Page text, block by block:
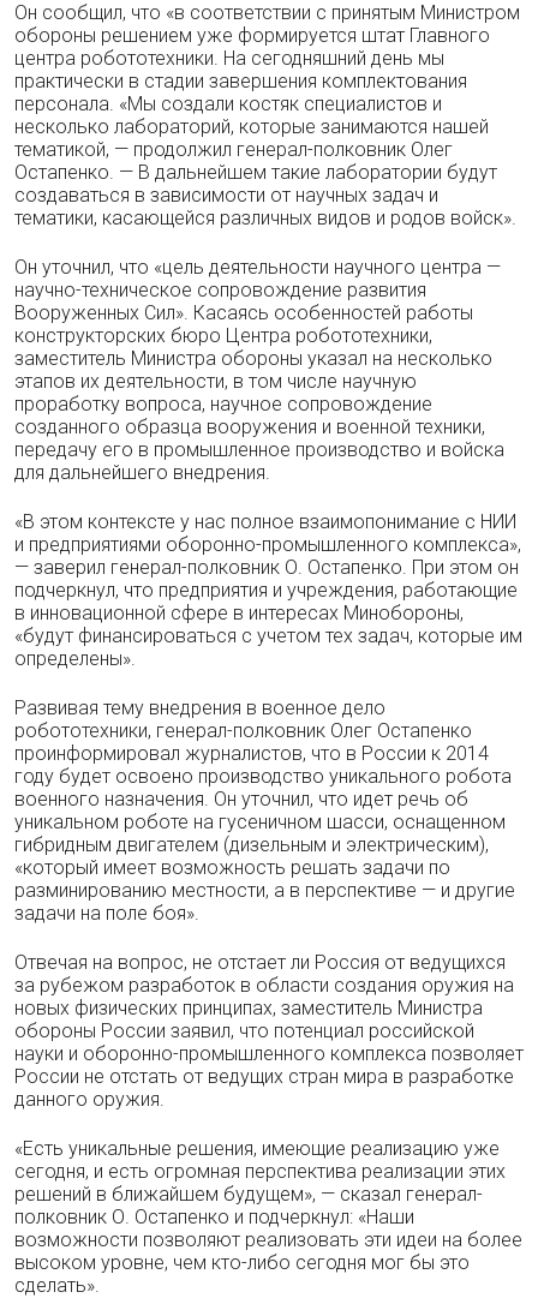
Он сообщил, что «в соответствии с принятым Министром
обороны решением уже формируется штат Главного
центра робототехники. На сегодняшний день мы
практически в стадии завершения комплектования
персонала. «Мы создали костяк специалистов и
несколько лабораторий, которые занимаются нашей
тематикой, — продолжил генерал-полковник Олег
Остапенко. — В дальнейшем такие лаборатории будут
создаваться в зависимости от научных задач и
тематики, касающейся различных видов и родов войск».
Он уточнил, что «цель деятельности научного центра —
научно-техническое сопровождение развития
Вооруженных Сил». Касаясь особенностей работы
конструкторских бюро Центра робототехники,
заместитель Министра обороны указал на несколько
этапов их деятельности, в том числе научную
проработку вопроса, научное сопровождение
созданного образца вооружения и военной техники,
передачу его в промышленное производство и войска
для дальнейшего внедрения.
«В этом контексте у нас полное взаимопонимание с НИИ
и предприятиями оборонно-промышленного комплекса»,
— заверил генерал-полковник О. Остапенко. При этом он
подчеркнул, что предприятия и учреждения, работающие
в инновационной сфере в интересах Минобороны,
«будут финансироваться с учетом тех задач, которые им
определены».
Развивая тему внедрения в военное дело
робототехники, генерал-полковник Олег Остапенко
проинформировал журналистов, что в России к 2014
году будет освоено производство уникального робота
военного назначения. Он уточнил, что идет речь об
уникальном роботе на гусеничном шасси, оснащенном
гибридным двигателем (дизельным и электрическим),
«который имеет возможность решать задачи по
разминированию местности, а в перспективе — и другие
задачи на поле боя».
Отвечая на вопрос, не отстает ли Россия от ведущихся
за рубежом разработок в области создания оружия на
новых физических принципах, заместитель Министра
обороны России заявил, что потенциал российской
науки и оборонно-промышленного комплекса позволяет
России не отстать от ведущих стран мира в разработке
данного оружия.
«Есть уникальные решения, имеющие реализацию уже
сегодня, и есть огромная перспектива реализации этих
решений в ближайшем будущем», — сказал генерал-
полковник О. Остапенко и подчеркнул: «Наши
возможности позволяют реализовать эти идеи на более
высоком уровне, чем кто-либо сегодня мог бы это
сделать».